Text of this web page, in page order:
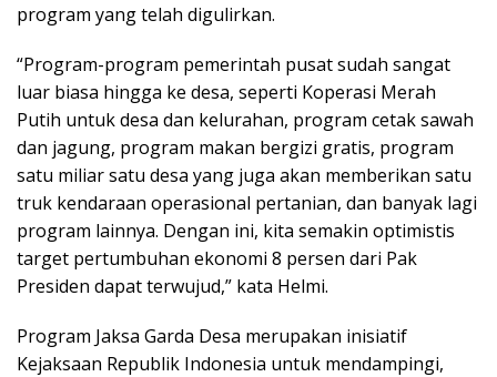
program yang telah digulirkan.
“Program-program pemerintah pusat sudah sangat
luar biasa hingga ke desa, seperti Koperasi Merah
Putih untuk desa dan kelurahan, program cetak sawah
dan jagung, program makan bergizi gratis, program
satu miliar satu desa yang juga akan memberikan satu
truk kendaraan operasional pertanian, dan banyak lagi
program lainnya. Dengan ini, kita semakin optimistis
target pertumbuhan ekonomi 8 persen dari Pak
Presiden dapat terwujud,” kata Helmi.
Program Jaksa Garda Desa merupakan inisiatif
Kejaksaan Republik Indonesia untuk mendampingi,